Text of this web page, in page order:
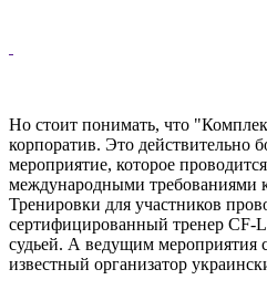
Но стоит понимать, что
корпоратив. Это действительно
мероприятие, которое
международными требованиями
Тренировки для участников
сертифицированный тренер
судьей. А ведущим мероприятия
известный организатор